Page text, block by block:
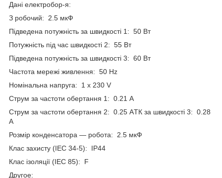
Дані електробор-я:
З робочий: 2.5 мкФ
Підведена потужність за швидкості 1: 50 Вт
Потужність під час швидкості 2: 55 Вт
Підведена потужність за швидкості 3: 60 Вт
Частота мережі живлення: 50 Hz
Номінальна напруга: 1 x 230 V
Струм за частоти обертання 1: 0.21 A
Струм за частоти обертання 2: 0.25 AТК за швидкості 3: 0.28
A
Розмір конденсатора — робота: 2.5 мкФ
Клас захисту (IEC 34-5): IP44
Клас ізоляції (IEC 85): F
Другое: